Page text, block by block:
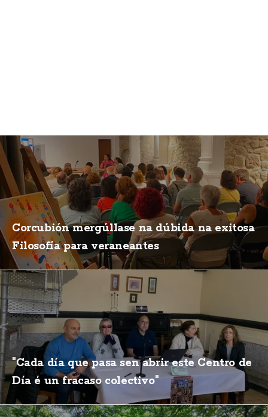
Corcubión mergúllase na dúbida na exitosa
Filosofía para veraneantes
"Cada día que pasa sen abrir este Centro de
Día é un fracaso colectivo"